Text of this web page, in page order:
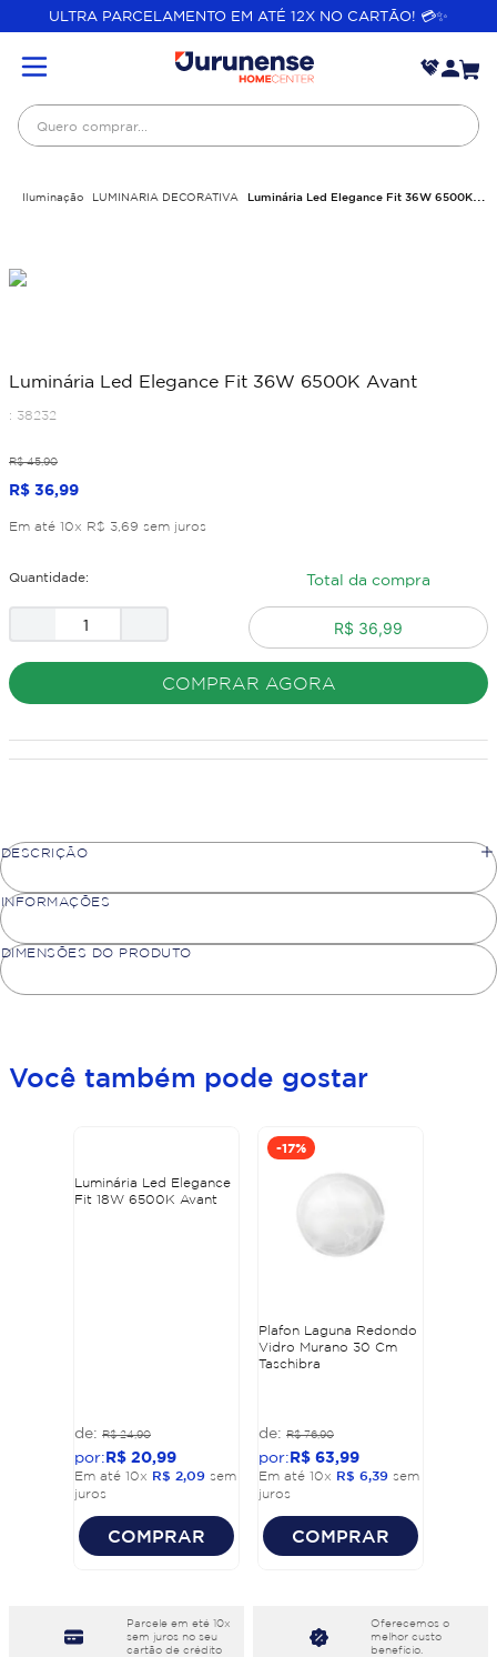
ULTRA PARCELAMENTO EM ATÉ 12X NO CARTÃO! 💳✨
Quero comprar...
Iluminação LUMINARIA DECORATIVA Luminária Led Elegance Fit 36W 6500K
Luminária Led Elegance Fit 36W 6500K Avant
: 38232
R$ 45,90
R$ 36,99
Em até 10x R$ 3 69 sem juros
Quantidade: Total da compra
R$ 36,99
COMPRAR AGORA
DESCRIÇÃO
INFORMAÇÕES
DIMENSÕES DO PRODUTO
Você também pode gostar
Luminária Led Elegance
Fit 18W 6500K Avant
R$ 24,90
R$ 20,99
Em até 10x R$ 2,09 sem
juros
COMPRAR
-17%
Plafon Laguna Redondo
Vidro Murano 30 Cm
Taschibra
R$ 76,90
R$ 63,99
Em até 10x R$ 6,39 sem
juros
COMPRAR
Parcele em eté 10x
sem juros no seu
cartão de crédito
Oferecemos o
melhor custo
benefício.